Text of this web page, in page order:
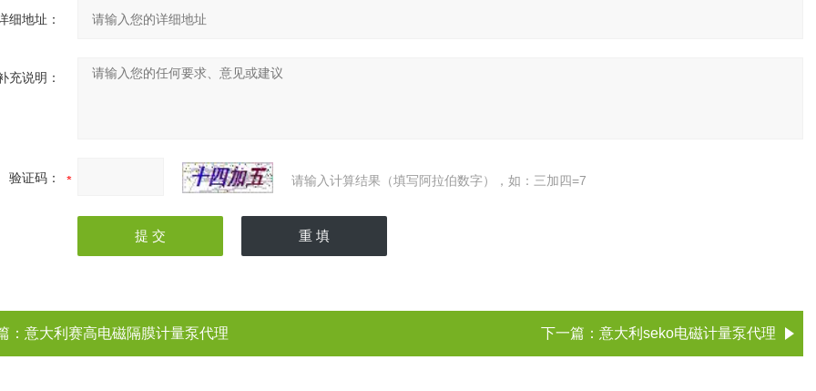
细地址：
充说明：
验证码： 请输入计算结果（填写阿拉伯数字），如：三加四=7
： 意大利赛高电磁隔膜计量泵代理 下一篇： 意大利seko电磁计量泵代理